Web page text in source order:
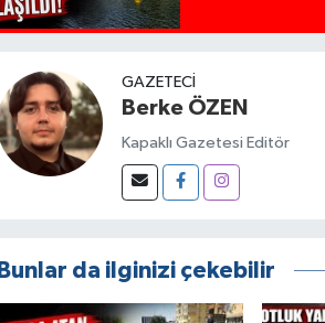
GAZETECI
Berke ÖZEN
Kapaklı Gazetesi Editör
Bunlar da ilginizi çekebilir